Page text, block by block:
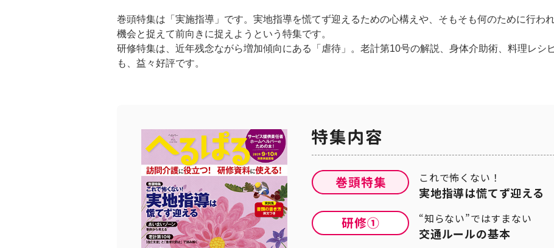
巻頭特集は「実施指導」です。実地指導を慌てず迎えるための心構えや、そもそも何のために行わ
機会と捉えて前向きに捉えようという特集です。
研修特集は、近年残念ながら増加傾向にある「虐待」。老計第10号の解説、身体介助術、料理レシ
も、益々好評です。
これで怖くない！
実地指導は慌てず迎える
“知らない”ではすまない
交通ルールの基本